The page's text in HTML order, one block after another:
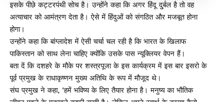
इसके पीछे कट्टरपंथी सोच है। उन्होंने कहा कि अगर हिंदू दु्र्बल है तो वह
अत्याचार को आमंत्रण देता है। ऐसे में हिंदुओं को संगठित और मजबूत होना
होगा।
उन्होंने कहा कि बांग्लादेश में ऐसी चर्चा चल रही है कि भारत के खिलाफ
पाकिस्तान को साथ लेना चाहिए क्योंकि उसके पास न्यूक्लियर वेपन हैं।
बता दें कि दशहरे के मौके पर शस्त्रपूजा के इस कार्यक्रम में इस बार इसरो के
पूर्व प्रमुख के राधाकृष्णन मुख्य अतिथि के रूप में मौजूद थे।
संघ प्रमुख ने कहा, ‘हमें भविष्य के लिए तैयार होना है। मनुष्य का भौतिक